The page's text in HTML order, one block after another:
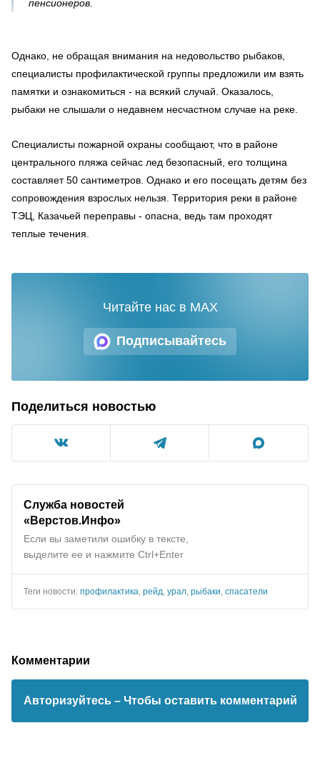
пенсионеров.
Однако, не обращая внимания на недовольство рыбаков,
специалисты профилактической группы предложили им взять
памятки и ознакомиться - на всякий случай. Оказалось,
рыбаки не слышали о недавнем несчастном случае на реке.
Специалисты пожарной охраны сообщают, что в районе
центрального пляжа сейчас лед безопасный, его толщина
составляет 50 сантиметров. Однако и его посещать детям без
сопровождения взрослых нельзя. Территория реки в районе
ТЭЦ, Казачьей переправы - опасна, ведь там проходят
теплые течения.
Подписывайтесь
Читайте нас в MAX
Поделиться новостью
Служба новостей
«Верстов.Инфо»
Если вы заметили ошибку в тексте,
выделите ее и нажмите Ctrl+Enter
Теги новости: профилактика рейд урал рыбаки спасатели
Комментарии
Авторизуйтесь – Чтобы оставить комментарий